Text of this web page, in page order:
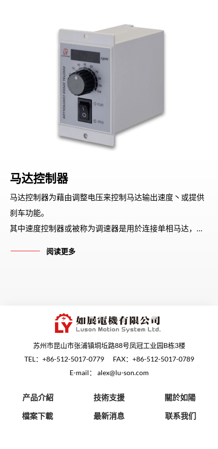
马达控制器
马达控制器为藉由调整电压来控制马达输出速度丶或提供
刹车功能。
其中速度控制器或被称为调速器是用於连接单相马达，可
阅读更多
苏州市昆山市张浦镇垌坵路88号凤冠工业园B栋3楼
TEL： +86-512-5017-0779
FAX：+86-512-5017-0789
E-mail： alex@lu-son.com
产品介紹 技術支援
關於如陽
檔案下載
最新消息 联系我们